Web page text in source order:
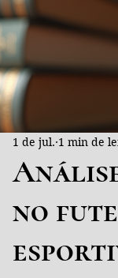
no
1 de jul. 1 min de